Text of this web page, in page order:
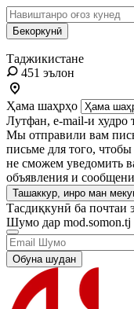
Бекоркунӣ
Таджикистане
451 эълон
Ҳама шаҳрҳо
Лутфан, e-mail-и худро
Мы отправили вам
письме для того,
не сможем уведомить
объявления и
Ташаккур, инро ман
Тасдиқкунӣ ба почтаи
Шумо дар mod.somon.tj
Обуна шудан